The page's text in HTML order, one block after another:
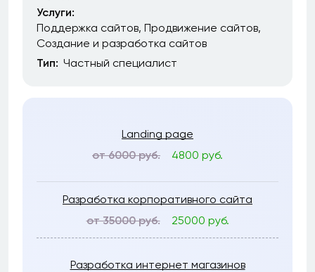
Услуги:
Поддержка сайтов Продвижение сайтов
Создание и разработка сайтов
Тип: Частный специалист
Landing page
от 6000 руб.
4800 руб.
Разработка корпоративного сайта
от 35000 руб.
25000 руб.
Разработка интернет магазинов